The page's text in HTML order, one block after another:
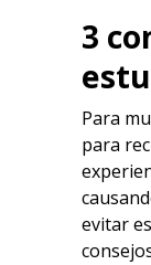
3
Para
para
evitar